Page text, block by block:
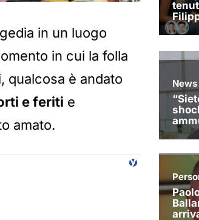
in un luogo
in cui la folla
qualcosa è andato
e feriti e
amato.